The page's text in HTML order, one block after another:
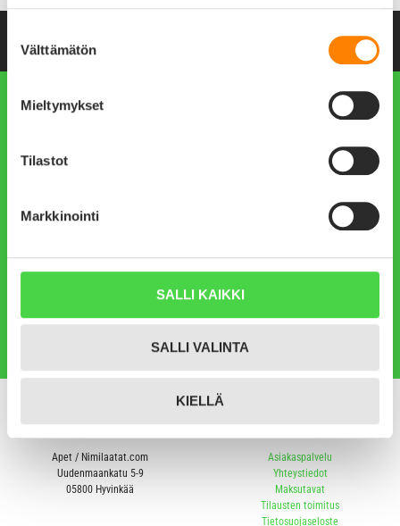
valinta
Välttämätön
Mieltymykset
Tilastot
Markkinointi
SALLI KAIKKI
SALLI VALINTA
KIELLÄ
NIMILAATAT.COM PÄHKINÄNKUORESSA
Apet on perustettu 2001 ja
verkkokaupallemme on
myönnetty avainlippumerkki
Meille tärkeät asiat
palvelu
Apet / Nimilaatat.com
Uudenmaankatu 5-9
05800 Hyvinkää
Asiakaspalvelu
Yhteystiedot
Maksutavat
Tilausten toimitus
Tietosuojaseloste